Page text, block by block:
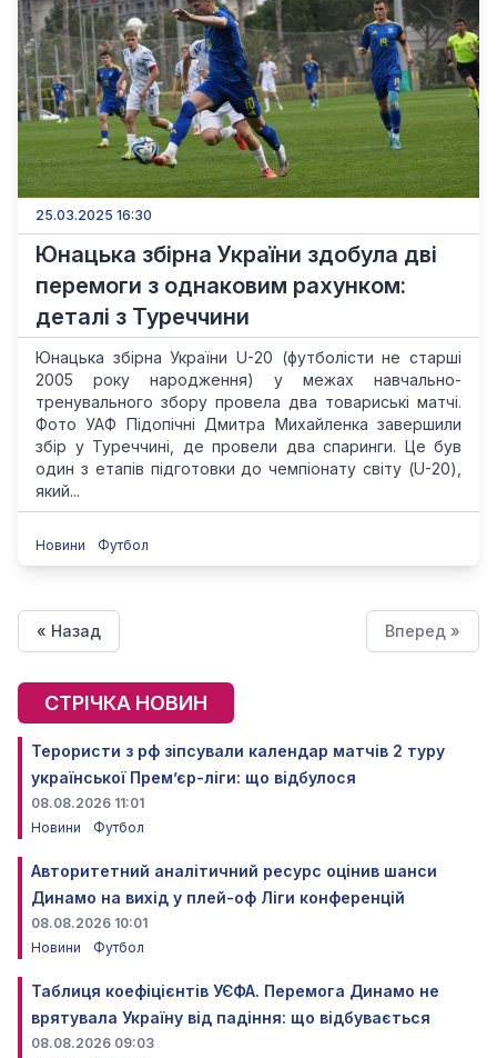
25.03.2025 16:30
Юнацька збірна України здобула дві
перемоги з однаковим рахунком:
деталі з Туреччини
Юнацька збірна України U-20 (футболісти не старші
2005 року народження) у межах навчально-
тренувального збору провела два товариські матчі.
Фото УАФ Підопічні Дмитра Михайленка завершили
збір у Туреччині, де провели два спаринги. Це був
один з етапів підготовки до чемпіонату світу (U-20),
який...
Новини Футбол
« Назад Вперед »
СТРІЧКА НОВИН
Терористи з рф зіпсували календар матчів 2 туру
української Прем’єр-ліги: що відбулося
08.08.2026 11:01
Новини
Футбол
Авторитетний аналітичний ресурс оцінив шанси
Динамо на вихід у плей-оф Ліги конференцій
08.08.2026 10:01
Новини
Футбол
Таблиця коефіцієнтів УЄФА. Перемога Динамо не
врятувала Україну від падіння: що відбувається
08.08.2026 09:03